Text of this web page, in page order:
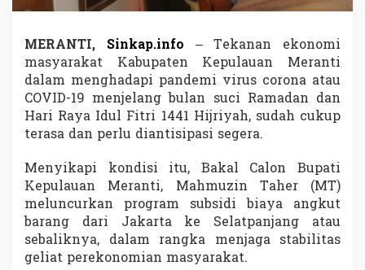
M
a
h
m
z
T
e
S
MERANTI, Sinkap.info – Tekanan ekonomi
masyarakat Kabupaten Kepulauan Meranti
dalam menghadapi pandemi virus corona atau
COVID-19 menjelang bulan suci Ramadan dan
Hari Raya Idul Fitri 1441 Hijriyah, sudah cukup
terasa dan perlu diantisipasi segera.
Menyikapi kondisi itu, Bakal Calon Bupati
Kepulauan Meranti, Mahmuzin Taher (MT)
meluncurkan program subsidi biaya angkut
barang dari Jakarta ke Selatpanjang atau
sebaliknya, dalam rangka menjaga stabilitas
geliat perekonomian masyarakat.